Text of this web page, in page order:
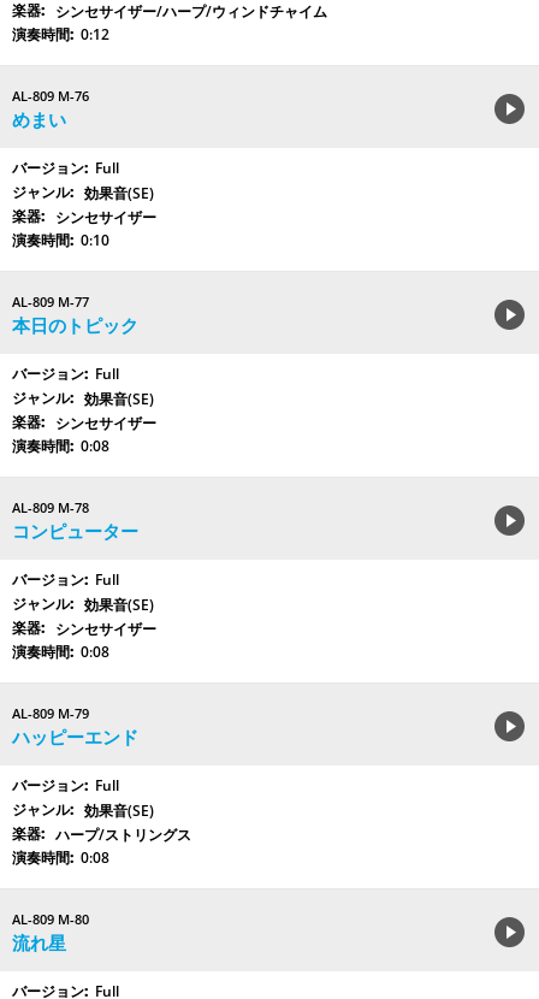
シンセサイザー/ハープ/ウィンドチャイム
0:12
AL-809 M-76
めまい
Full
効果音(SE)
シンセサイザー
0:10
AL-809 M-77
本日のトピック
Full
効果音(SE)
シンセサイザー
0:08
AL-809 M-78
コンピューター
Full
効果音(SE)
シンセサイザー
0:08
AL-809 M-79
ハッピーエンド
Full
効果音(SE)
ハープ/ストリングス
0:08
AL-809 M-80
流れ星
Full